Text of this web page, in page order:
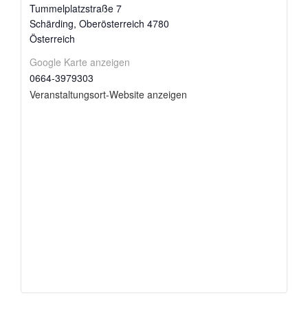
Tummelplatzstraße 7
Schärding, Oberösterreich 4780
Österreich
Google Karte anzeigen
0664-3979303
Veranstaltungsort-Website anzeigen